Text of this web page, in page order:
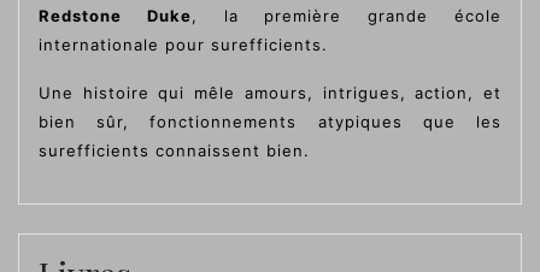
Redstone Duke, la première grande école
internationale pour surefficients.
Une histoire qui mêle amours, intrigues, action, et
bien sûr, fonctionnements atypiques que les
surefficients connaissent bien.